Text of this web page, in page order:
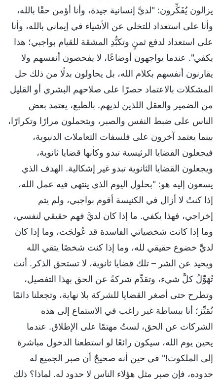
يزالون يُفَكِّرون: "لديَّ إنسانية جيدة، وأنا أؤمن حقًا بالله،
وأنا على استعداد للتخلي عن الأشياء في إيماني بالله، وأنا
على استعداد لدفع ثمنٍ وتكبُّدِ المشقة للقيام بواجبي؛ هذا
يكفي". عندما يواجهون أوضاعًا، لا يفحصون أنفسهم ولا
يقارنون أنفسهم بكلام الله، بل يحاولون بدلًا من ذلك حل
المشكلات بالاعتماد حصرًا على صلاحهم البشري أو القليل
من الضمير والعقل اللذين لديهم. بالطبع، يعتمد بعض
الناس على ضبط النفس والصبر، ويتحملون مرارًا وتكرارًا،
بينما يعتمد آخرون على فلسفات التعاملات الدنيوية،
فيجعلون القضايا الرئيسية تبدو وكأنها قضايا ثانوية،
ويجعلون القضايا الثانوية تبدو غير إشكالية. الهدف الذي
يسعون إليه هو: "بحلول اليوم الذي ينتهي فيه عمل الله،
إذا كنتُ لا أزال في الكنيسة أقوم بواجبي، ولم يتم
إخراجي، فهذا يكفي. ما إذا كان لديَّ فهم حقيقي لنفسي،
وما إذا كانت شخصياتي الفاسدة قد عُولجَت، وما إذا كان
لديَّ خضوع حقيقي لله، وما إذا كنت شخصًا يتقي الله
ويحيد عن الشر – تلك قضايا ثانوية، لا تستحق الذكر. أنت
تُهَوِّلُ كلَّ شيء، وتقدِّم شركةً عن الحق بهذا التفصيل،
وتطرح حتى أصغر القضايا للشركة بلا نهاية، وتجعلنا دائمًا
نُمَيِّز؛ أنا ببساطة غير راغب في الاستماع إلى هذه
الشركات عن الحق، لستُ مهتمًا على الإطلاق. عندما
يحين يوم الله، سيكون رائعًا لو استطعنا الدخول مباشرة
إلى الملكوت!" في حين أنه صحيحٌ أن صبر الجميع له
حدوده، فإن صبر مثل هؤلاء الناس لا حدود له. لماذا؟ ذلك